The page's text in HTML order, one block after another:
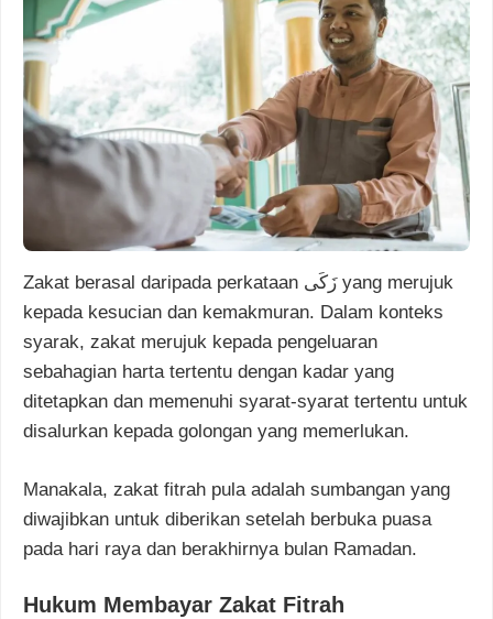
Zakat berasal daripada perkataan زَكَى yang merujuk
kepada kesucian dan kemakmuran. Dalam konteks
syarak, zakat merujuk kepada pengeluaran
sebahagian harta tertentu dengan kadar yang
ditetapkan dan memenuhi syarat-syarat tertentu untuk
disalurkan kepada golongan yang memerlukan.
Manakala, zakat fitrah pula adalah sumbangan yang
diwajibkan untuk diberikan setelah berbuka puasa
pada hari raya dan berakhirnya bulan Ramadan.
Hukum Membayar Zakat Fitrah